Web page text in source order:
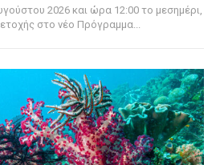
2026 και ώρα 12:00 το μεσημέρι,
στο νέο Πρόγραμμα...